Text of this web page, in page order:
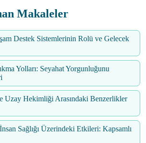
Makaleler
Destek Sistemlerinin Rolü ve Gelecek
Yolları: Seyahat Yorgunluğunu
Uzay Hekimliği Arasındaki Benzerlikler
Sağlığı Üzerindeki Etkileri: Kapsamlı